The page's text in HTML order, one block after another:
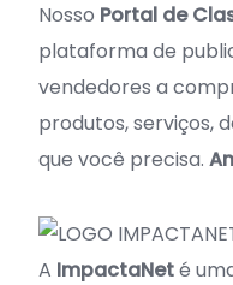
Nosso Portal de
plataforma de
vendedores a
produtos, serviços,
que você precisa.
A ImpactaNeté